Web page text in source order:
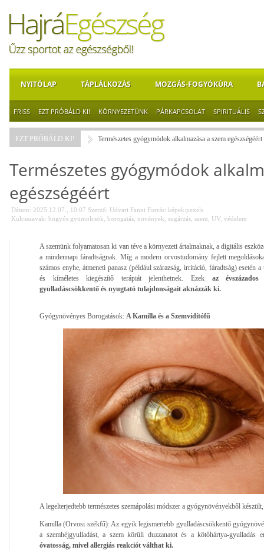
NYITÓLAP TÁPLÁLKOZÁS MOZGÁS-FOGYÓKÚRA
FRISS EZT PRÓBÁLD KI! KÖRNYEZETÜNK PÁRKAPCSOLAT SPIRITUÁLIS
EZT PRÓBÁLD KI! Természetes gyógymódok alkalmazása a szem egészségéért
Természetes gyógymódok
egészségéért
Dátum: 2025.12.07., 10:07 Szerző: Udvari Fanni Forrás: képek:pexels
Kulcsszavak: bogyós gyümölcsök borogatás növények sugárzás szem UV védelem
A szemünk folyamatosan ki van téve a környezeti ártalmaknak, a digitális
a mindennapi fáradtságnak. Míg a modern orvostudomány fejlett
számos enyhe, átmeneti panasz (például szárazság, irritáció, fáradtság) esetén
és kíméletes kiegészítő terápiát jelenthetnek. Ezek az
gyulladáscsökkentő és nyugtató tulajdonságait aknázzák ki.
Gyógynövényes Borogatások: A Kamilla és a Szemvidítófű
A legelterjedtebb természetes szemápolási módszer a gyógynövényekből
Kamilla (Orvosi székfű): Az egyik legismertebb gyulladáscsökkentő
a szemhéjgyulladást, a szem körüli duzzanatot és a kötőhártya-gyulladás
óvatosság, mivel allergiás reakciót válthat ki.